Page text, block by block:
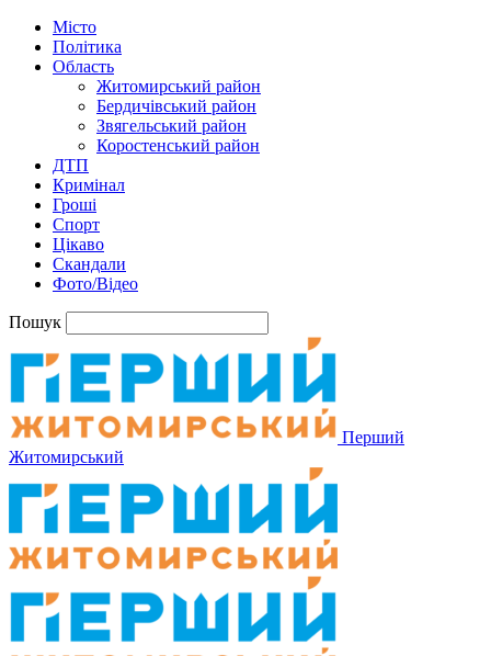
Місто
Політика
Область
Житомирський район
Бердичівський район
Звягельський район
Коростенський район
ДТП
Кримінал
Гроші
Спорт
Цікаво
Скандали
Фото/Відео
Пошук
Перший
Житомирський